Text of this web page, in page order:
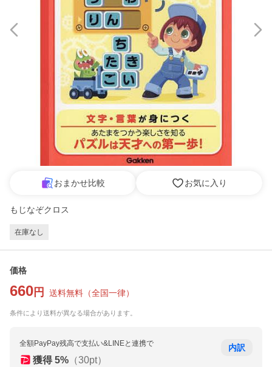
おまかせ比較 お気に入り
もじなぞクロス
在庫なし
価格
660 円 送料無料 （全国一律）
条件により送料が異なる場合があります。
全額PayPay残高で支払い&LINEと連携で
獲得 5% （30pt）
内訳